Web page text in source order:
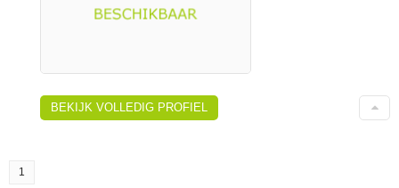
BEKIJK VOLLEDIG PROFIEL
1